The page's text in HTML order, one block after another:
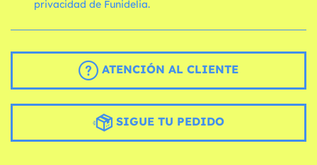
privacidad de Funidelia.
ATENCIÓN AL CLIENTE
SIGUE TU PEDIDO